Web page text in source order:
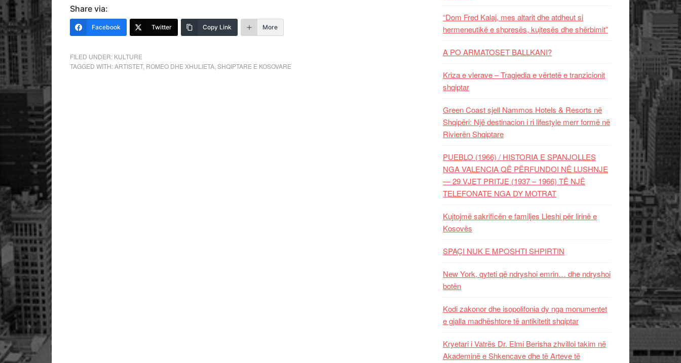
Share via:
Facebook Twitter Copy Link More
FILED UNDER: KULTURE
TAGGED WITH:ARTISTET, ROMEO DHE XHULIETA SHQIPTARE E KOSOVARE
“Dom Fred Kalaj, mes altarit dhe atdheut si
hermeneutikë e shpresës, kujtesës dhe shërbimit”
A PO ARMATOSET BALLKANI?
Kriza e vlerave – Tragjedia e vërtetë e tranzicionit
shqiptar
Green Coast sjell Nammos Hotels & Resorts në
Shqipëri: Një destinacion i ri lifestyle merr formë në
Rivierën Shqiptare
PUEBLO (1966) / HISTORIA E SPANJOLLES
NGA VALENCIA QË PËRFUNDOI NË LUSHNJE
— 29 VJET PRITJE (1937 – 1966) TË NJË
TELEFONATE NGA DY MOTRAT
Kujtojmë sakrificën e familjes Lleshi për lirinë e
Kosovës
SPAÇI NUK E MPOSHTI SHPIRTIN
New York, qyteti që ndryshoi emrin… dhe ndryshoi
botën
Kodi zakonor dhe isopolifonia dy nga monumentet
e gjalla madhështore të antikitetit shqiptar
Kryetari i Vatrës Dr. Elmi Berisha zhvilloi takim në
Akademinë e Shkencave dhe të Arteve të